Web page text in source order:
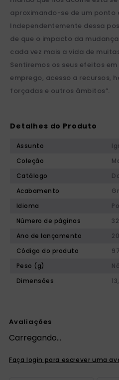
aproximando-se de um ponto
Independentemente dessa
de que o impacto da
cada vez mais a vida de
Sentiremos os seus efeitos
emprego, acesso a recursos,
forçadas e outros âmbitos”.
Detalhes do Produto
Assunto
Coleção
Catálogo
Acabamento
Idioma
Número de páginas
32
Ano de lançamento
Código do produto
Peso (g)
Dimensões
Avaliações
Carregando…
Faça login para escrever uma